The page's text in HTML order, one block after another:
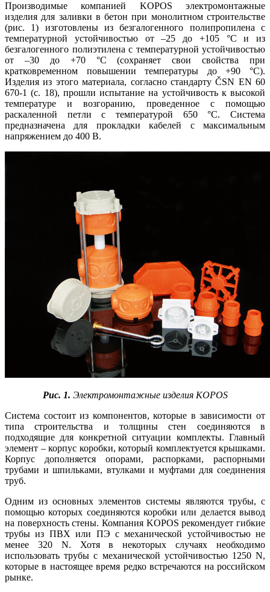
Производимые компанией KOPOS электромонтажные
изделия для заливки в бетон при монолитном строительстве
(рис. 1) изготовлены из безгалогенного полипропилена с
температурной устойчивостью от –25 до +105 °C и из
безгалогенного полиэтилена с температурной устойчивостью
от –30 до +70 °C (сохраняет свои свойства при
кратковременном повышении температуры до +90 °C).
Изделия из этого материала, согласно стандарту ČSN EN 60
670-1 (с. 18), прошли испытание на устойчивость к высокой
температуре и возгоранию, проведенное с помощью
раскаленной петли с температурой 650 °C. Система
предназначена для прокладки кабелей с максимальным
напряжением до 400 В.
Рис. 1. Электромонтажные изделия KOPOS
Система состоит из компонентов, которые в зависимости от
типа строительства и толщины стен соединяются в
подходящие для конкретной ситуации комплекты. Главный
элемент – корпус коробки, который комплектуется крышками.
Корпус дополняется опорами, распорками, распорными
трубами и шпильками, втулками и муфтами для соединения
труб.
Одним из основных элементов системы являются трубы, с
помощью которых соединяются коробки или делается вывод
на поверхность стены. Компания KOPOS рекомендует гибкие
трубы из ПВХ или ПЭ с механической устойчивостью не
менее 320 N. Хотя в некоторых случаях необходимо
использовать трубы с механической устойчивостью 1250 N,
которые в настоящее время редко встречаются на российском
рынке.